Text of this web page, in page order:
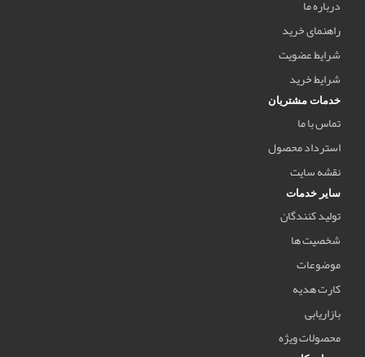
درباره ما
راهنمای خرید
شرایط عضویت
شرایط خرید
خدمات مشتریان
تماس با ما
استرداد محصول
نقشه سایت
سایر خدمات
تولید کنندگان
شخصیت ها
موضوعات
کارت هدیه
بازاریابی
محصولات ویژه